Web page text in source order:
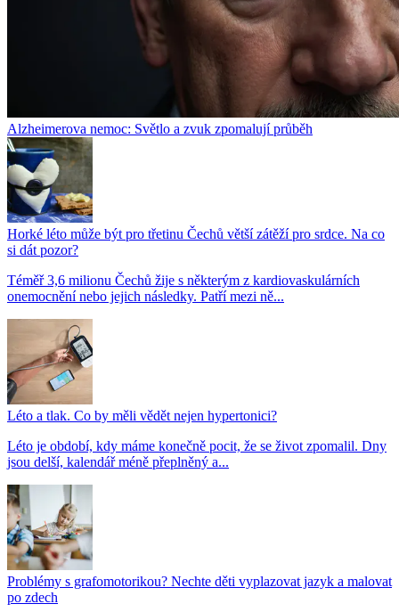
Alzheimerova nemoc: Světlo a zvuk zpomalují průběh
Horké léto může být pro třetinu Čechů větší zátěží pro srdce. Na co
si dát pozor?
Téměř 3,6 milionu Čechů žije s některým z kardiovaskulárních
onemocnění nebo jejich následky. Patří mezi ně...
Léto a tlak. Co by měli vědět nejen hypertonici?
Léto je období, kdy máme konečně pocit, že se život zpomalil. Dny
jsou delší, kalendář méně přeplněný a...
Problémy s grafomotorikou? Nechte děti vyplazovat jazyk a malovat
po zdech